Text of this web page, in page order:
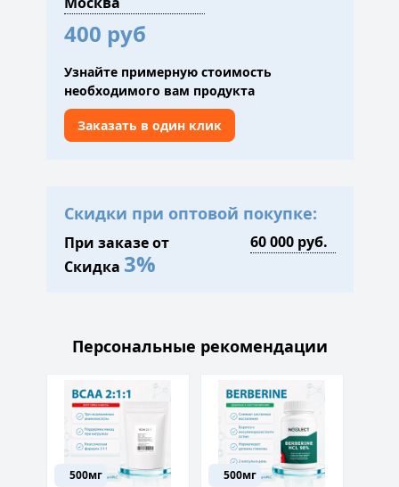
400 руб
Узнайте примерную стоимость
необходимого вам продукта
Заказать в один клик
Скидки при оптовой покупке:
При заказе от
Скидка 3%
Персональные рекомендации
500мг 500мг